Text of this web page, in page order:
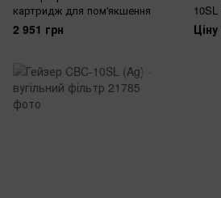
картридж для пом'якшення
2 951 грн
10SL